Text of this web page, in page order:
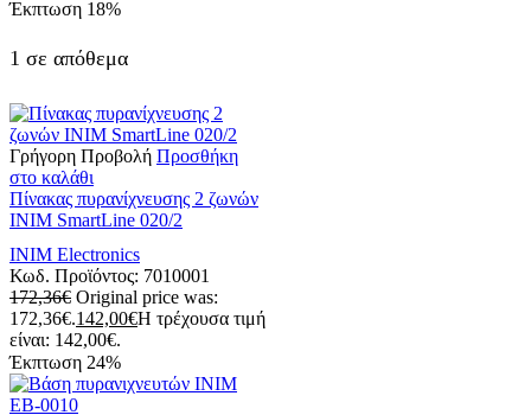
Έκπτωση 18%
1 σε απόθεμα
Γρήγορη Προβολή Προσθήκη
στο καλάθι
Πίνακας πυρανίχνευσης 2 ζωνών
INIM SmartLine 020/2
INIM Electronics
Κωδ. Προϊόντος: 7010001
172,36€ Original price was:
172,36€.142,00€Η τρέχουσα τιμή
είναι: 142,00€.
Έκπτωση 24%